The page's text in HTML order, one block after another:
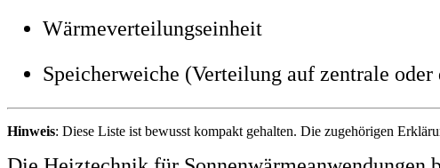
Wärmeverteilungseinheit
Speicherweiche (Verteilung auf zentrale oder
Hinweis: Diese Liste ist bewusst kompakt gehalten. Die zugehörigen